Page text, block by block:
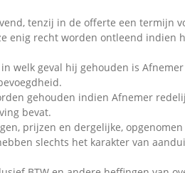
tenzij in de offerte een termijn
enig recht worden ontleend
welk geval hij gehouden is
gehouden indien Afnemer
bevat.
prijzen en dergelijke,
slechts het karakter van